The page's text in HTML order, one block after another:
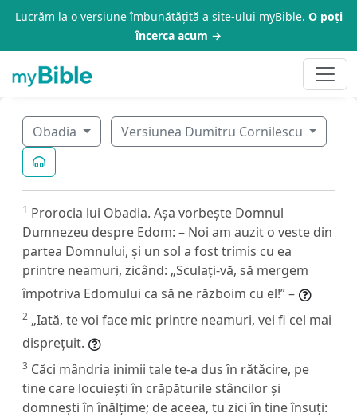
Lucrăm la o versiune îmbunătățită a site-ului myBible. O poți
încerca acum →
Obadia Versiunea Dumitru Cornilescu
1 Prorocia lui Obadia. Așa vorbește Domnul
Dumnezeu despre Edom: – Noi am auzit o veste din
partea Domnului, și un sol a fost trimis cu ea
printre neamuri, zicând: „Sculați-vă, să mergem
împotriva Edomului ca să ne războim cu el!” –
2 „Iată, te voi face mic printre neamuri, vei fi cel mai
disprețuit.
3 Căci mândria inimii tale te-a dus în rătăcire, pe
tine care locuiești în crăpăturile stâncilor și
domnești în înălțime; de aceea, tu zici în tine însuți: